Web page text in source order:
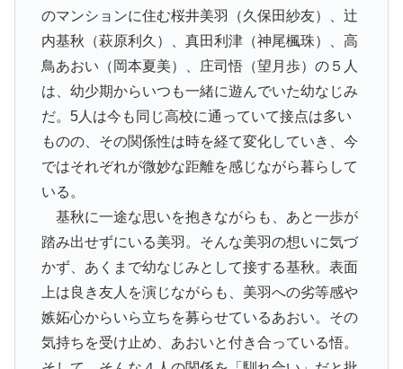
のマンションに住む桜井美羽（久保田紗友）、辻
内基秋（萩原利久）、真田利津（神尾楓珠）、高
鳥あおい（岡本夏美）、庄司悟（望月歩）の５人
は、幼少期からいつも一緒に遊んでいた幼なじみ
だ。5人は今も同じ高校に通っていて接点は多い
ものの、その関係性は時を経て変化していき、今
ではそれぞれが微妙な距離を感じながら暮らして
いる。
基秋に一途な思いを抱きながらも、あと一歩が
踏み出せずにいる美羽。そんな美羽の想いに気づ
かず、あくまで幼なじみとして接する基秋。表面
上は良き友人を演じながらも、美羽への劣等感や
嫉妬心からいら立ちを募らせているあおい。その
気持ちを受け止め、あおいと付き合っている悟。